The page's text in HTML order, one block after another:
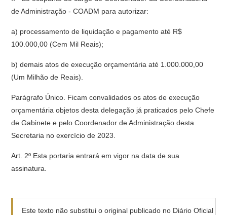
de Administração - COADM para autorizar:
a) processamento de liquidação e pagamento até R$
100.000,00 (Cem Mil Reais);
b) demais atos de execução orçamentária até 1.000.000,00
(Um Milhão de Reais).
Parágrafo Único. Ficam convalidados os atos de execução
orçamentária objetos desta delegação já praticados pelo Chefe
de Gabinete e pelo Coordenador de Administração desta
Secretaria no exercício de 2023.
Art. 2º Esta portaria entrará em vigor na data de sua
assinatura.
Este texto não substitui o original publicado no Diário Oficial